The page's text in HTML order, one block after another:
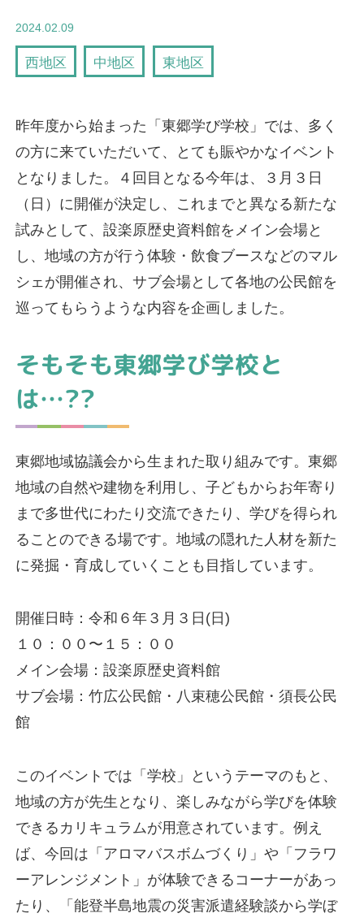
2024.02.09
西地区 中地区 東地区
昨年度から始まった「東郷学び学校」では、多く
の方に来ていただいて、とても賑やかなイベント
となりました。４回目となる今年は、３月３日
（日）に開催が決定し、これまでと異なる新たな
試みとして、設楽原歴史資料館をメイン会場と
し、地域の方が行う体験・飲食ブースなどのマル
シェが開催され、サブ会場として各地の公民館を
巡ってもらうような内容を企画しました。
そもそも東郷学び学校と
は…??
東郷地域協議会から生まれた取り組みです。東郷
地域の自然や建物を利用し、子どもからお年寄り
まで多世代にわたり交流できたり、学びを得られ
ることのできる場です。地域の隠れた人材を新た
に発掘・育成していくことも目指しています。
開催日時：令和６年３月３日(日)
１０：００〜１５：００
メイン会場：設楽原歴史資料館
サブ会場：竹広公民館・八束穂公民館・須長公民
館
このイベントでは「学校」というテーマのもと、
地域の方が先生となり、楽しみながら学びを体験
できるカリキュラムが用意されています。例え
ば、今回は「アロマバスボムづくり」や「フラワ
ーアレンジメント」が体験できるコーナーがあっ
たり、「能登半島地震の災害派遣経験談から学ぼ